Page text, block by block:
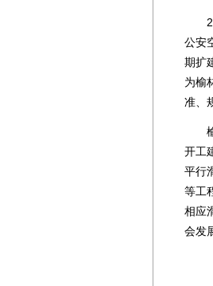
27
公安
期扩
为榆
准、
榆
开工
平行
等工
相应
会发